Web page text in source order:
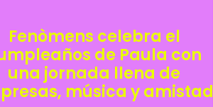
Fenòmens celebra el
de Paula con
una jornada llena de
música y amistad